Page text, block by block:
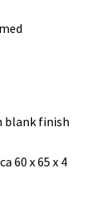
blank finish
60 x 65 x 4